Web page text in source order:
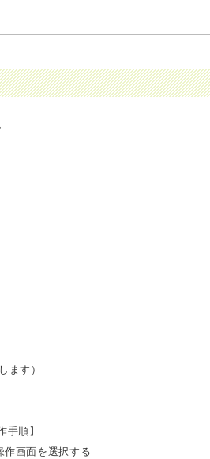
ます）
手順】
画面を選択する